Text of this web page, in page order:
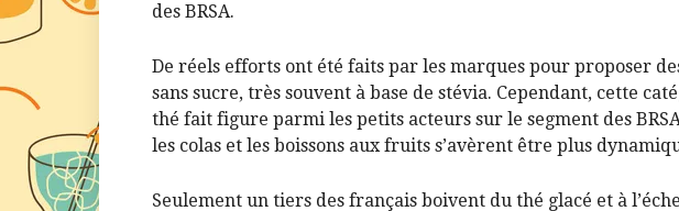
des BRSA.
De réels efforts ont été faits par les marques pour proposer
sans sucre, très souvent à base de stévia. Cependant, cette
thé fait figure parmi les petits acteurs sur le segment des
les colas et les boissons aux fruits s’avèrent être plus
Seulement un tiers des français boivent du thé glacé et à